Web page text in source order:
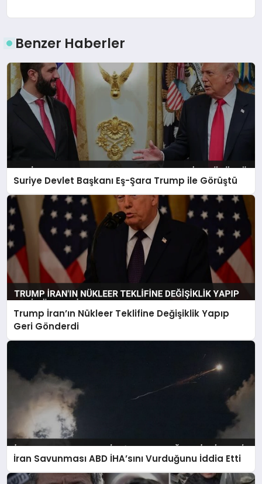
Benzer Haberler
Suriye Devlet Başkanı Eş-Şara Trump ile Görüştü
Trump İran’ın Nükleer Teklifine Değişiklik Yapıp
Geri Gönderdi
İran Savunması ABD İHA’sını Vurduğunu İddia Etti